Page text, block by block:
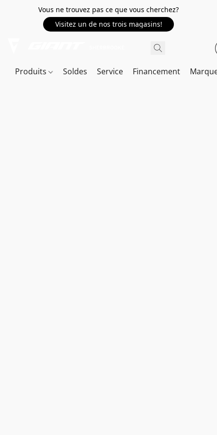
Vous ne trouvez pas ce que vous cherchez?
Visitez un de nos trois magasins!
Produits Soldes Service Financement